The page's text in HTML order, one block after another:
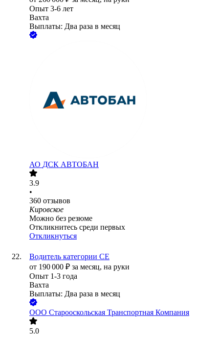
Опыт 3-6 лет
Вахта
Выплаты: Два раза в месяц
АО ДСК АВТОБАН
3.9
•
360 отзывов
Кировское
Можно без резюме
Откликнитесь среди первых
Откликнуться
Водитель категории СЕ
от 190 000 ₽ за месяц, на руки
Опыт 1-3 года
Вахта
Выплаты: Два раза в месяц
ООО Старооскольская Транспортная Компания
5.0